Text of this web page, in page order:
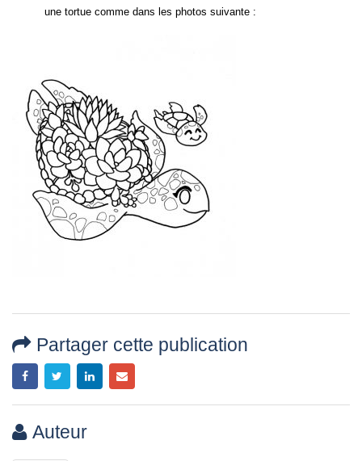
une tortue comme dans les photos suivante :
Partager cette publication
Auteur